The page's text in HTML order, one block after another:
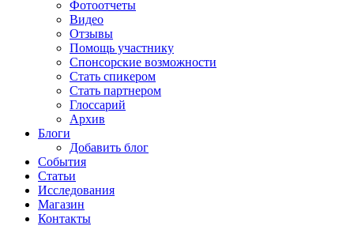
Фотоотчеты
Видео
Отзывы
Помощь участнику
Спонсорские возможности
Стать спикером
Стать партнером
Глоссарий
Архив
Блоги
Добавить блог
События
Статьи
Исследования
Магазин
Контакты